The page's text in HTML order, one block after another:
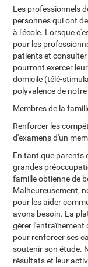
Les professionnels
personnes qui ont
à l'école. Lorsque
pour les
patients et
pourront exercer
domicile (télé-
polyvalence de
Membres de la
Renforcer les
d'examens d'un
En tant que parents
grandes
famille obtienne de
Malheureusement,
pour les aider
avons besoin. La
gérer l'entraînement
pour renforcer ses
soutenir son étude.
résultats et leur